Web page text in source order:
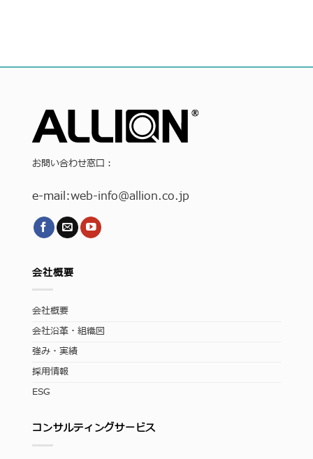
お問い合わせ窓口：
e-mail:web-info@allion.co.jp
会社概要
会社概要
会社沿革・組織図
強み・実績
採用情報
ESG
コンサルティングサービス